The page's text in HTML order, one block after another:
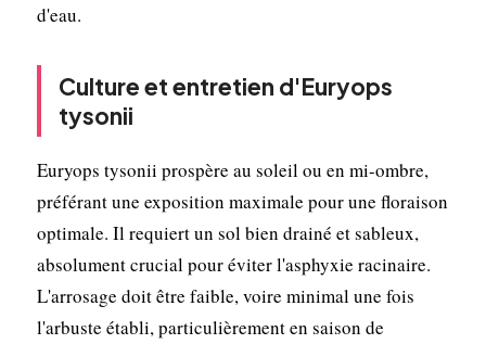
d'eau.
Culture et entretien d'Euryops
tysonii
Euryops tysonii prospère au soleil ou en mi-ombre,
préférant une exposition maximale pour une floraison
optimale. Il requiert un sol bien drainé et sableux,
absolument crucial pour éviter l'asphyxie racinaire.
L'arrosage doit être faible, voire minimal une fois
l'arbuste établi, particulièrement en saison de